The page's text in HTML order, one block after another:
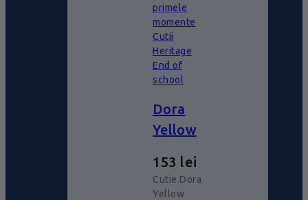
primele
momente
Cutii
Heritage
End of
school
Dora
Yellow
153 lei
Cutie Dora
Yellow